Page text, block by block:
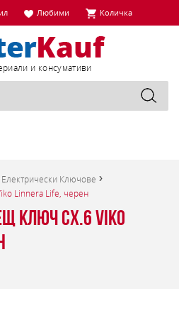
Любими Количка
и консумативи
Електрически Ключове
Linnera Life, черен
ключ сх.6 Viko